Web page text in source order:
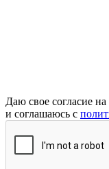
Даю свое согласие
и соглашаюсь с